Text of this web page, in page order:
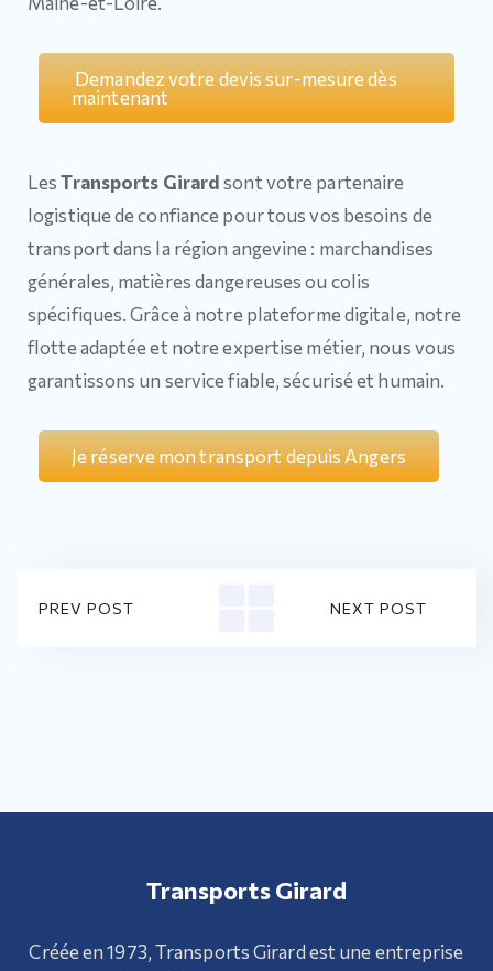
Demandez votre devis sur-mesure dès
maintenant
LesTransports Girardsont votre partenaire
logistique de confiance pour tous vos besoins de
transport dans la région angevine : marchandises
générales, matières dangereuses ou colis
spécifiques. Grâce à notre plateforme digitale, notre
flotte adaptée et notre expertise métier, nous vous
garantissons un service fiable, sécurisé et humain.
Je réserve mon transport depuis Angers
PREV POST NEXT POST
Transports Girard
Créée en 1973, Transports Girard est une entreprise